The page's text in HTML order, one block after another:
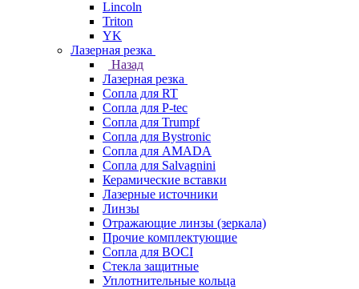
Lincoln
Triton
YK
Лазерная резка
Назад
Лазерная резка
Сопла для RT
Сопла для P-tec
Сопла для Trumpf
Сопла для Bystronic
Сопла для AMADA
Сопла для Salvagnini
Керамические вставки
Лазерные источники
Линзы
Отражающие линзы (зеркала)
Прочие комплектующие
Сопла для BOCI
Стекла защитные
Уплотнительные кольца